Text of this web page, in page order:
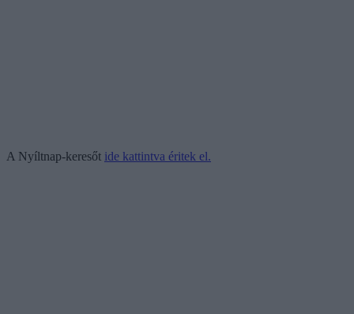
A Nyíltnap-keresőt ide kattintva éritek el.